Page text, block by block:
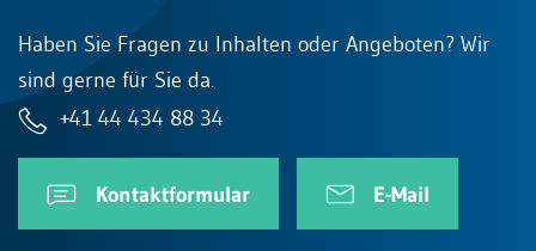
Haben Sie Fragen zu Inhalten oder Angeboten? Wir
sind gerne für Sie da.
+41 44 434 88 34
Kontaktformular E-Mail